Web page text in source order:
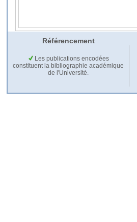
Référencement
Les publications encodées
constituent la bibliographie académique
de l'Université.